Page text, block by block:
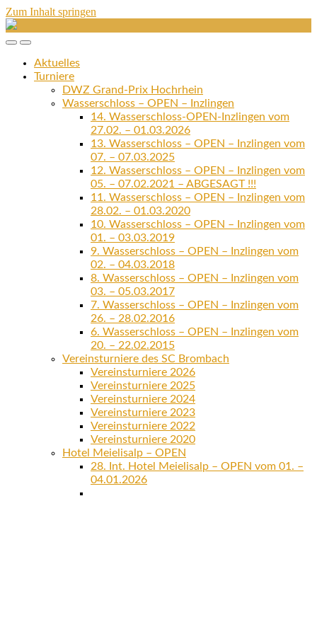
Zum Inhalt springen
Schachclub
Brombach
e.V.
Mobil-
umschalten
Suchfeld
umschalten
Aktuelles
Turniere
DWZ Grand-Prix Hochrhein
Wasserschloss – OPEN – Inzlingen
14. Wasserschloss-OPEN-Inzlingen vom
27.02. – 01.03.2026
13. Wasserschloss – OPEN – Inzlingen vom
07. – 07.03.2025
12. Wasserschloss – OPEN – Inzlingen vom
05. – 07.02.2021 – ABGESAGT !!!
11. Wasserschloss – OPEN – Inzlingen vom
28.02. – 01.03.2020
10. Wasserschloss – OPEN – Inzlingen vom
01. – 03.03.2019
9. Wasserschloss – OPEN – Inzlingen vom
02. – 04.03.2018
8. Wasserschloss – OPEN – Inzlingen vom
03. – 05.03.2017
7. Wasserschloss – OPEN – Inzlingen vom
26. – 28.02.2016
6. Wasserschloss – OPEN – Inzlingen vom
20. – 22.02.2015
Vereinsturniere des SC Brombach
Vereinsturniere 2026
Vereinsturniere 2025
Vereinsturniere 2024
Vereinsturniere 2023
Vereinsturniere 2022
Vereinsturniere 2020
Hotel Meielisalp – OPEN
28. Int. Hotel Meielisalp – OPEN vom 01. –
04.01.2026